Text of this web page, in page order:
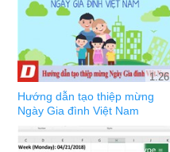
1:26
Hướng dẫn tạo thiệp mừng
Ngày Gia đình Việt Nam